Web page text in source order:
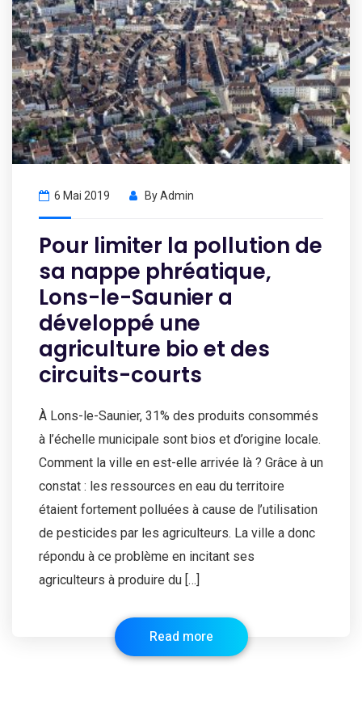
6 Mai 2019 ByAdmin
Pour limiter la pollution de
sa nappe phréatique,
Lons-le-Saunier a
développé une
agriculture bio et des
circuits-courts
À Lons-le-Saunier, 31% des produits consommés
à l’échelle municipale sont bios et d’origine locale.
Comment la ville en est-elle arrivée là ? Grâce à un
constat : les ressources en eau du territoire
étaient fortement polluées à cause de l’utilisation
de pesticides par les agriculteurs. La ville a donc
répondu à ce problème en incitant ses
agriculteurs à produire du […]
Read more